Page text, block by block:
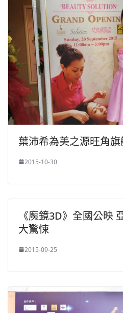
葉沛希為美之源旺角
2015-10-30
《魔鏡3D》全國公映
大驚悚
2015-09-25